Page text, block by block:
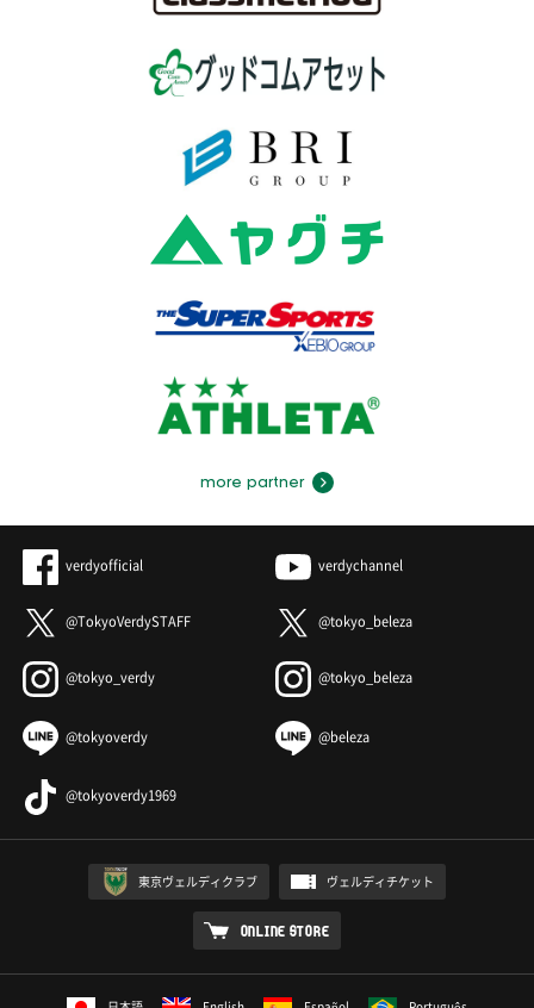
more partner
verdyofficial verdychannel
@TokyoVerdySTAFF @tokyo_beleza
@tokyo_verdy @tokyo_beleza
@tokyoverdy @beleza
@tokyoverdy1969
東京ヴェルディクラブ ヴェルディチケット
ONLINE STORE